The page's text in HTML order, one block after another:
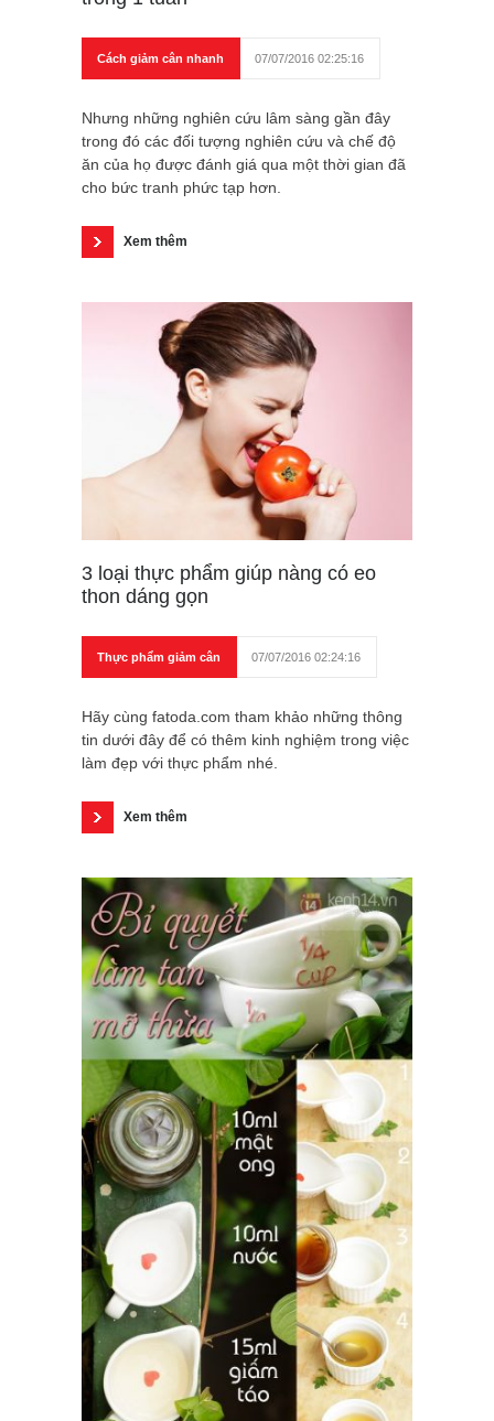
Cách giảm cân nhanh 07/07/2016 02:25:16
Nhưng những nghiên cứu lâm sàng gần đây
trong đó các đối tượng nghiên cứu và chế độ
ăn của họ được đánh giá qua một thời gian đã
cho bức tranh phức tạp hơn.
Xem thêm
3 loại thực phẩm giúp nàng có eo
thon dáng gọn
Thực phẩm giảm cân 07/07/2016 02:24:16
Hãy cùng fatoda.com tham khảo những thông
tin dưới đây để có thêm kinh nghiệm trong việc
làm đẹp với thực phẩm nhé.
Xem thêm